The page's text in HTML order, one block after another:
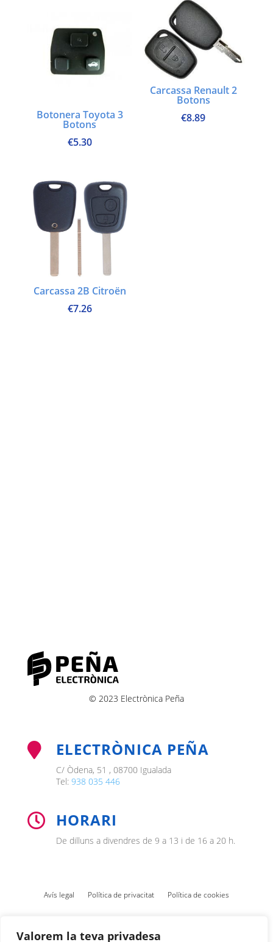
Valorem la teva privadesa
Botonera Toyota 3
Botons
€5.30
Carcassa Renault 2
Botons
€8.89
Carcassa 2B Citroën
€7.26
© 2023 Electrònica Peña
 ELECTRÒNICA PEÑA
C/ Òdena, 51 , 08700 Igualada
Tel: 938 035 446
 HORARI
De dilluns a divendres de 9 a 13 i de 16 a 20 h.
Avís legal Política de privacitat Política de cookies